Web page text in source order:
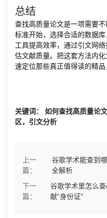
总结
查找高质量论文是一项需要
标准开始，选择合适的数据
工具提高效率，通过引文网
估文献质量。把这套方法内
速定位那些真正值得读的精品
关键词： 如何查找高质量论
区，引文分析
上一
篇：
谷歌学术能查到
全解析
下一
篇：
谷歌学术里怎么
献“身份证”